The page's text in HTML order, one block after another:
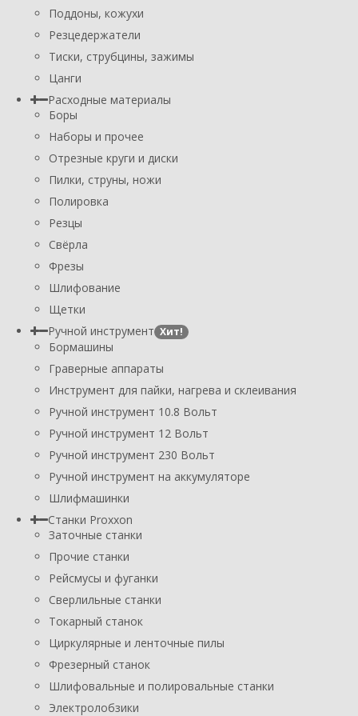
Поддоны, кожухи
Резцедержатели
Тиски, струбцины, зажимы
Цанги
Расходные материалы
Боры
Наборы и прочее
Отрезные круги и диски
Пилки, струны, ножи
Полировка
Резцы
Свёрла
Фрезы
Шлифование
Щетки
Ручной инструмент Хит!
Бормашины
Граверные аппараты
Инструмент для пайки, нагрева и склеивания
Ручной инструмент 10.8 Вольт
Ручной инструмент 12 Вольт
Ручной инструмент 230 Вольт
Ручной инструмент на аккумуляторе
Шлифмашинки
Станки Proxxon
Заточные станки
Прочие станки
Рейсмусы и фуганки
Сверлильные станки
Токарный станок
Циркулярные и ленточные пилы
Фрезерный станок
Шлифовальные и полировальные станки
Электролобзики